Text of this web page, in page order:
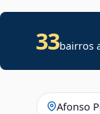
33bairros
Afonso